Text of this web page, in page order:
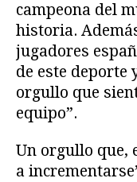
campeona del
historia.
jugadores
de este deporte
orgullo que
equipo”.
Un orgullo que,
a